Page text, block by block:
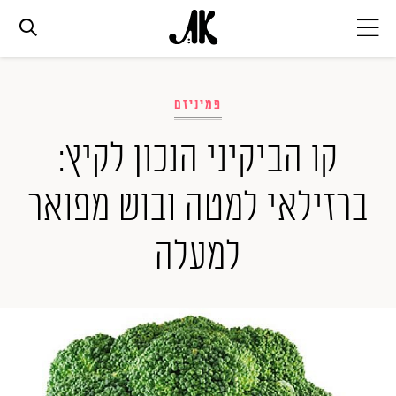
אופנה
ביוטי
סלבס
ערוצים נוספים
המגזין
פמיניזם
קו הביקיני הנכון לקיץ:
ברזילאי למטה ובוש מפואר
למעלה